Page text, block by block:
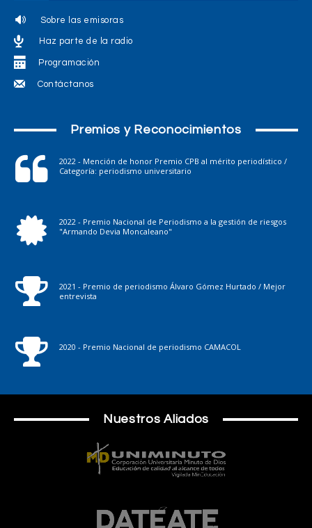
Sobre las emisoras
Haz parte de la radio
Programación
Contáctanos
Premios y Reconocimientos
2022 - Mención de honor Premio CPB al mérito periodístico /
Categoría: periodismo universitario
2022 - Premio Nacional de Periodismo a la gestión de riesgos
"Armando Devia Moncaleano"
2021 - Premio de periodismo Álvaro Gómez Hurtado / Mejor
entrevista
2020 - Premio Nacional de periodismo CAMACOL
Nuestros Aliados